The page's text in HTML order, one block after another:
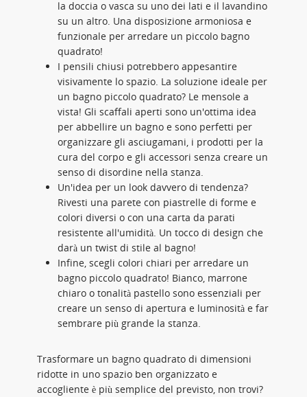
la doccia o vasca su uno dei lati e il lavandino
su un altro. Una disposizione armoniosa e
funzionale per arredare un piccolo bagno
quadrato!
I pensili chiusi potrebbero appesantire
visivamente lo spazio. La soluzione ideale per
un bagno piccolo quadrato? Le mensole a
vista! Gli scaffali aperti sono un'ottima idea
per abbellire un bagno e sono perfetti per
organizzare gli asciugamani, i prodotti per la
cura del corpo e gli accessori senza creare un
senso di disordine nella stanza.
Un'idea per un look davvero di tendenza?
Rivesti una parete con piastrelle di forme e
colori diversi o con una carta da parati
resistente all'umidità. Un tocco di design che
darà un twist di stile al bagno!
Infine, scegli colori chiari per arredare un
bagno piccolo quadrato! Bianco, marrone
chiaro o tonalità pastello sono essenziali per
creare un senso di apertura e luminosità e far
sembrare più grande la stanza.
Trasformare un bagno quadrato di dimensioni
ridotte in uno spazio ben organizzato e
accogliente è più semplice del previsto, non trovi?